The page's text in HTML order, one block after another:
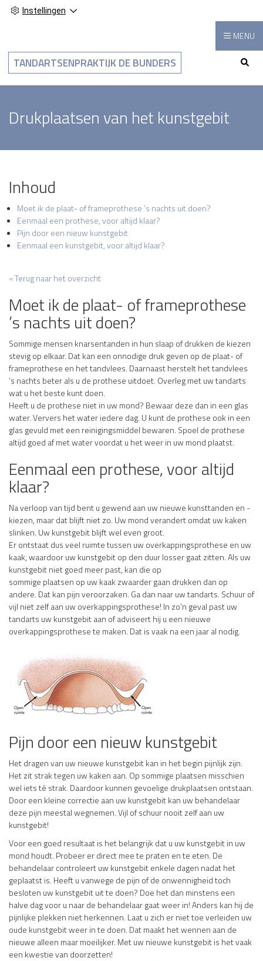
Instellingen
TANDARTSENPRAKTIJK DE BUNDERS
MENU
Drukplaatsen van het kunstgebit
Inhoud
Moet ik de plaat- of frameprothese ’s nachts uit doen?
Eenmaal een prothese, voor altijd klaar?
Pijn door een nieuw kunstgebit
Eenmaal een kunstgebit, voor altijd klaar?
« Terug naar het overzicht
Moet ik de plaat- of frameprothese
’s nachts uit doen?
Sommige mensen knarsentanden in hun slaap of drukken de kiezen
stevig op elkaar. Dat kan een onnodige druk geven op de plaat- of
frameprothese en het tandvlees. Daarnaast herstelt het tandvlees
’s nachts beter als u de prothese uitdoet. Overleg met uw tandarts
wat u het beste kunt doen.
Heeft u de prothese niet in uw mond? Bewaar deze dan in een glas
water. Ververs het water iedere dag. U kunt de prothese ook in een
glas gevuld met een reinigingsmiddel bewaren. Spoel de prothese
altijd goed af met water voordat u het weer in uw mond plaatst.
Eenmaal een prothese, voor altijd
klaar?
Na verloop van tijd bent u gewend aan uw nieuwe kunsttanden en -
kiezen, maar dat blijft niet zo. Uw mond verandert omdat uw kaken
slinken. Uw kunstgebit blijft wel even groot.
Er ontstaat dus veel ruimte tussen uw overkappingsprothese en uw
kaak, waardoor uw kunstgebit op den duur losser gaat zitten. Als uw
kunstgebit niet goed meer past, kan die op
sommige plaatsen op uw kaak zwaarder gaan drukken dan op
andere. Dat kan pijn veroorzaken. Ga dan naar uw tandarts. Schuur of
vijl niet zelf aan uw overkappingsprothese! In zo’n geval past uw
tandarts uw kunstgebit aan of adviseert hij u een nieuwe
overkappingsprothese te maken. Dat is vaak na een jaar al nodig.
Pijn door een nieuw kunstgebit
Het dragen van uw nieuwe kunstgebit kan in het begin pijnlijk zijn.
Het zit strak tegen uw kaken aan. Op sommige plaatsen misschien
wel iets té strak. Daardoor kunnen gevoelige drukplaatsen ontstaan.
Door een kleine correctie aan uw kunstgebit kan uw behandelaar
deze pijn meestal wegnemen. Vijl of schuur nooit zelf aan uw
kunstgebit!
Voor een goed resultaat is het belangrijk dat u uw kunstgebit in uw
mond houdt. Probeer er direct mee te praten en te eten. De
behandelaar controleert uw kunstgebit enkele dagen nadat het
geplaatst is. Heeft u vanwege de pijn of de onwennigheid toch
besloten uw kunstgebit uit te doen? Doe het dan minstens een
halve dag voor u naar de behandelaar gaat weer in! Anders kan hij de
pijnlijke plekken niet herkennen. Laat u zich er niet toe verleiden uw
oude kunstgebit weer in te doen. Dat maakt het wennen aan de
nieuwe alleen maar moeilijker. Met uw nieuwe kunstgebit is het vaak
een kwestie van doorzetten!